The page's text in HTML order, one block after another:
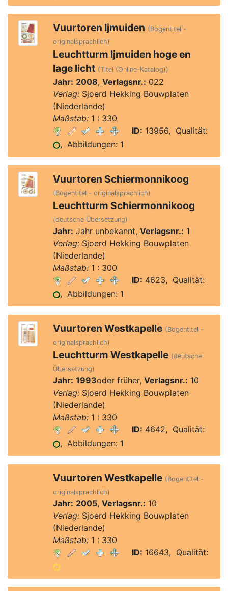
Vuurtoren Ijmuiden (Bogentitel -
originalsprachlich)
Leuchtturm Ijmuiden hoge en
lage licht (Titel (Online-Katalog))
Jahr: 2008, Verlagsnr.: 022
Verlag:Sjoerd Hekking Bouwplaten
(Niederlande)
Maßstab:1 : 330
ID: 13956, Qualität:
, Abbildungen: 1
Vuurtoren Schiermonnikoog
(Bogentitel - originalsprachlich)
Leuchtturm Schiermonnikoog
(deutsche Übersetzung)
Jahr: Jahr unbekannt, Verlagsnr.: 1
Verlag:Sjoerd Hekking Bouwplaten
(Niederlande)
Maßstab:1 : 300
ID: 4623, Qualität:
, Abbildungen: 1
Vuurtoren Westkapelle (Bogentitel -
originalsprachlich)
Leuchtturm Westkapelle (deutsche
Übersetzung)
Jahr: 1993oder früher, Verlagsnr.: 10
Verlag:Sjoerd Hekking Bouwplaten
(Niederlande)
Maßstab:1 : 330
ID: 4642, Qualität:
, Abbildungen: 1
Vuurtoren Westkapelle (Bogentitel -
originalsprachlich)
Jahr: 2005, Verlagsnr.: 10
Verlag:Sjoerd Hekking Bouwplaten
(Niederlande)
Maßstab:1 : 330
ID: 16643, Qualität: